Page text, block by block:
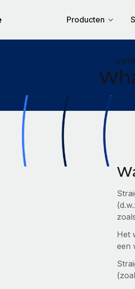
Producten
Het
een